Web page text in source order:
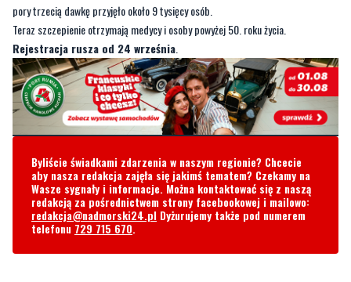
Byliście świadkami zdarzenia w naszym regionie? Chcecie
aby nasza redakcja zajęła się jakimś tematem? Czekamy na
Wasze sygnały i informacje. Można kontaktować się z naszą
redakcja@nadmorski24.plDyżurujemy także pod numerem
telefonu729 715 670.
Komentarze